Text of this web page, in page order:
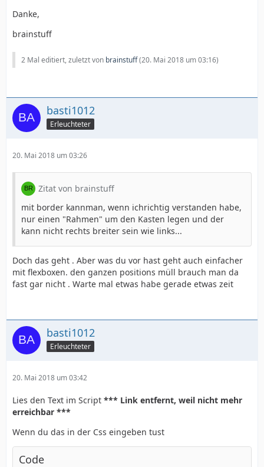
Danke,
brainstuff
2 Mal editiert, zuletzt von brainstuff(20. Mai 2018 um 03:16)
basti1012
Erleuchteter
20. Mai 2018 um 03:26
Zitat von brainstuff
mit border kannman, wenn ichrichtig verstanden habe,
nur einen "Rahmen" um den Kasten legen und der
kann nicht rechts breiter sein wie links...
Doch das geht . Aber was du vor hast geht auch einfacher
mit flexboxen. den ganzen positions müll brauch man da
fast gar nicht . Warte mal etwas habe gerade etwas zeit
basti1012
Erleuchteter
20. Mai 2018 um 03:42
Lies den Text im Script *** Link entfernt, weil nicht mehr
erreichbar ***
Wenn du das in der Css eingeben tust
Code